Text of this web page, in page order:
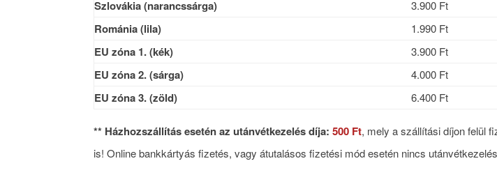
Szlovákia (narancssárga) 3.900 Ft
Románia (lila) 1.990 Ft
EU zóna 1. (kék) 3.900 Ft
EU zóna 2. (sárga) 4.000 Ft
EU zóna 3. (zöld) 6.400 Ft
** Házhozszállítás esetén az utánvétkezelés díja: 500 Ft, mely a szállítási díjon felül
is! Online bankkártyás fizetés, vagy átutalásos fizetési mód esetén nincs